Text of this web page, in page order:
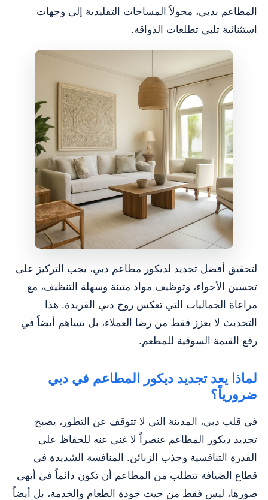
المطاعم بدبي، محولاً المساحات التقليدية إلى وجهات
استثنائية تلبي تطلعات الذواقة.
لتحقيق أفضل تجديد لديكور مطاعم دبي، يجب التركيز على
تحسين الأجواء، وتوظيف مواد متينة وسهلة التنظيف، مع
مراعاة الجماليات التي تعكس روح دبي الفريدة. هذا
التحديث لا يعزز فقط من رضا العملاء، بل يساهم أيضاً في
رفع القيمة السوقية للمطعم.
لماذا يعد تجديد ديكور المطاعم في دبي
ضرورياً؟
في قلب دبي، المدينة التي لا تتوقف عن التطور، يصبح
تجديد ديكور المطاعم عنصراً لا غنى عنه للحفاظ على
القدرة التنافسية وجذب الزبائن. المنافسة الشديدة في
قطاع الضيافة تتطلب من المطاعم أن تكون دائماً في أبهى
صورها، ليس فقط من حيث جودة الطعام والخدمة، بل أيضاً